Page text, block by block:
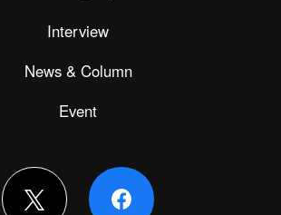
Interview
News & Column
Event